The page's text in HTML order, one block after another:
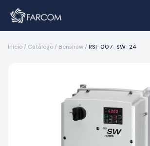
Inicio / Catálogo / Benshaw / RSI-007-SW-24